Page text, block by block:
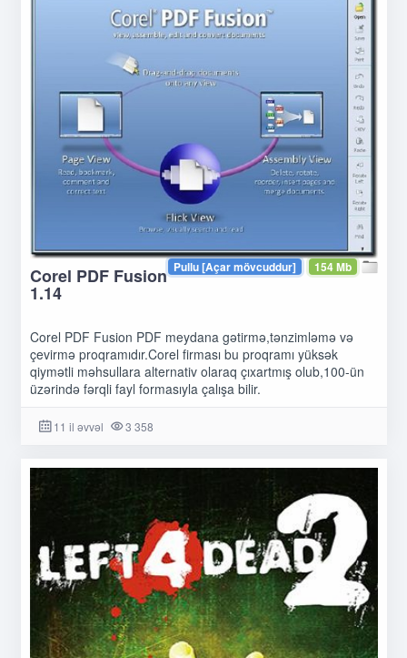
154 Mb
Pullu [Açar mövcuddur]
Corel PDF Fusion
1.14
Corel PDF Fusion PDF meydana gətirmə,tənzimləmə və
çevirmə proqramıdır.Corel firması bu proqramı yüksək
qiymətli məhsullara alternativ olaraq çıxartmış olub,100-ün
üzərində fərqli fayl formasıyla çalışa bilir.
11 il əvvəl 3 358